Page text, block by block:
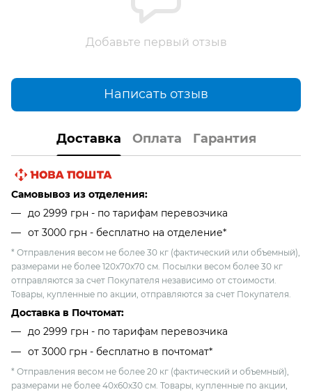
Добавьте первый отзыв
Написать отзыв
Доставка Оплата Гарантия
Самовывоз из отделения:
до 2999 грн - по тарифам перевозчика
от 3000 грн - бесплатно на отделение*
* Отправления весом не более 30 кг (фактический или объемный),
размерами не более 120х70х70 см. Посылки весом более 30 кг
отправляются за счет Покупателя независимо от стоимости.
Товары, купленные по акции, отправляются за счет Покупателя.
Доставка в Почтомат:
до 2999 грн - по тарифам перевозчика
от 3000 грн - бесплатно в почтомат*
* Отправления весом не более 20 кг (фактический и объемный),
размерами не более 40х60х30 см. Товары, купленные по акции,